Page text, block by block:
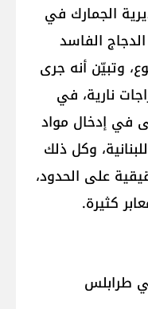
الجمارك في
من الدجاج الفاسد
وتبيّن أنه جرى
نارية، في
إدخال مواد
وكل ذلك
على الحدود،
كثيرة.
طرابلس